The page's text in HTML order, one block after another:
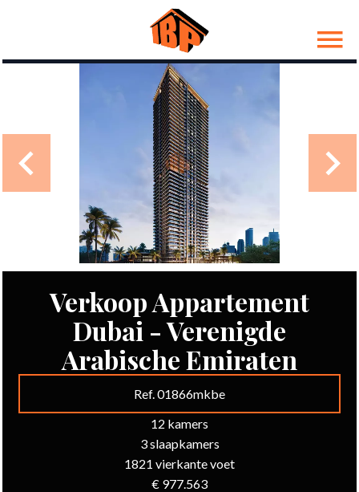
Verkoop Appartement
Dubai - Verenigde
Arabische Emiraten
Ref. 01866mkbe
12 kamers
3 slaapkamers
1821 vierkante voet
€ 977.563